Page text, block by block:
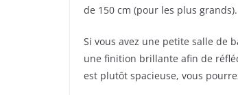
de 150 cm (pour les plus grands).
Si vous avez une petite salle de
une finition brillante afin de
est plutôt spacieuse, vous